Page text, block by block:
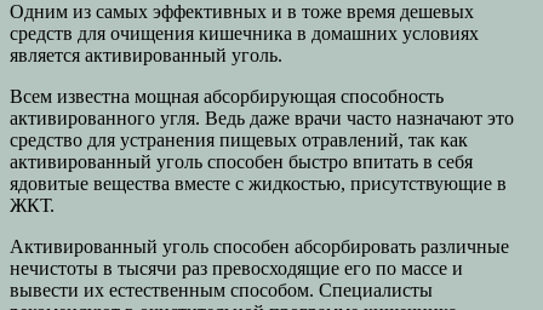
Одним из самых эффективных и в тоже время дешевых
средств для очищения кишечника в домашних условиях
является активированный уголь.
Всем известна мощная абсорбирующая способность
активированного угля. Ведь даже врачи часто назначают это
средство для устранения пищевых отравлений, так как
активированный уголь способен быстро впитать в себя
ядовитые вещества вместе с жидкостью, присутствующие в
ЖКТ.
Активированный уголь способен абсорбировать различные
нечистоты в тысячи раз превосходящие его по массе и
вывести их естественным способом. Специалисты